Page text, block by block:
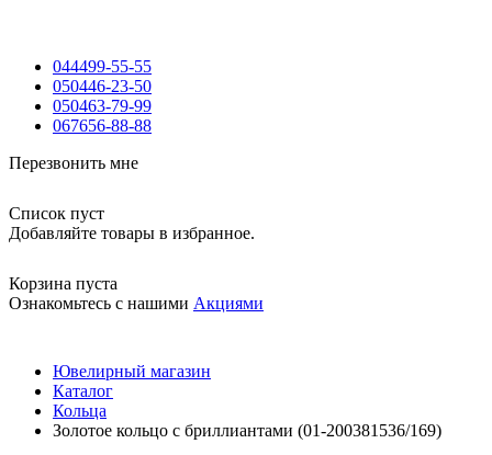
044499-55-55
050446-23-50
050463-79-99
067656-88-88
Перезвонить мне
Список пуст
Добавляйте товары в избранное.
Корзина пуста
Ознакомьтесь с нашими Акциями
Ювелирный магазин
Каталог
Кольца
Золотое кольцо с бриллиантами (01-200381536/169)